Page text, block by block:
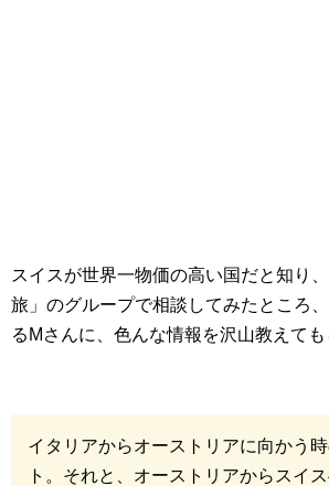
スイスが世界一物価の高い国だと知り
旅」のグループで相談してみたところ
るMさんに、色んな情報を沢山教えても
イタリアからオーストリアに向かう
ト。それと、オーストリアからスイ